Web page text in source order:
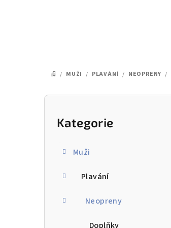
DOMŮ
/ MUŽI / PLAVÁNÍ / NEOPRENY /
P
Přeskočit
kategorie
Kategorie
Muži
Plavání
Neopreny
Doplňky